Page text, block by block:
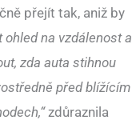
přejít tak, aniž by
ohled na vzdálenost a
zda auta stihnou
před blížícím
zdůraznila